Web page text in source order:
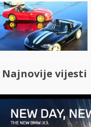
Najnovije vijesti